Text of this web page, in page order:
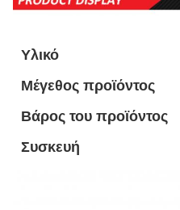
Υλικό
Μέγεθος προϊόντος
Βάρος του προϊόντος
Συσκευή